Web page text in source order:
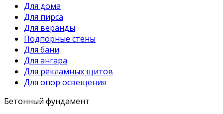
Для дома
Для пирса
Для веранды
Подпорные стены
Для бани
Для ангара
Для рекламных щитов
Для опор освещения
Бетонный фундамент